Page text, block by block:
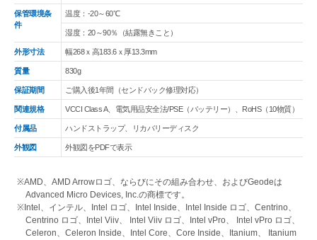
保管環境条
件
温度：-20～60℃
湿度：20～90％（結露無きこと）
外形寸法 幅268ｘ高183.6ｘ厚13.3mm
質量 830g
保証期間 ご購入後1年間（センドバック修理対応）
関連規格 VCCI Class A、電気用品安全法/PSE（バッテリー）、RoHS（10物質）
付属品 ハンドストラップ、リカバリーディスク
外観図 外観図をPDFで表示
※AMD、AMD Arrowロゴ、ならびにその組み合わせ、およびGeodeは
Advanced Micro Devices, Inc.の商標です。
※Intel、インテル、Intel ロゴ、Intel Inside、Intel Inside ロゴ、Centrino、
Centrino ロゴ、Intel Viiv、 Intel Viiv ロゴ、Intel vPro、 Intel vPro ロゴ、
Celeron、Celeron Inside、Intel Core、Core Inside、Itanium、 Itanium